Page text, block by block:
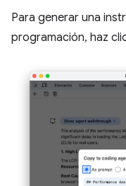
Para generar una
programación, haz